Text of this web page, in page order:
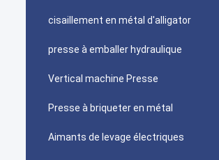
cisaillement en métal d'alligator
presse à emballer hydraulique
Vertical machine Presse
Presse à briqueter en métal
Aimants de levage électriques